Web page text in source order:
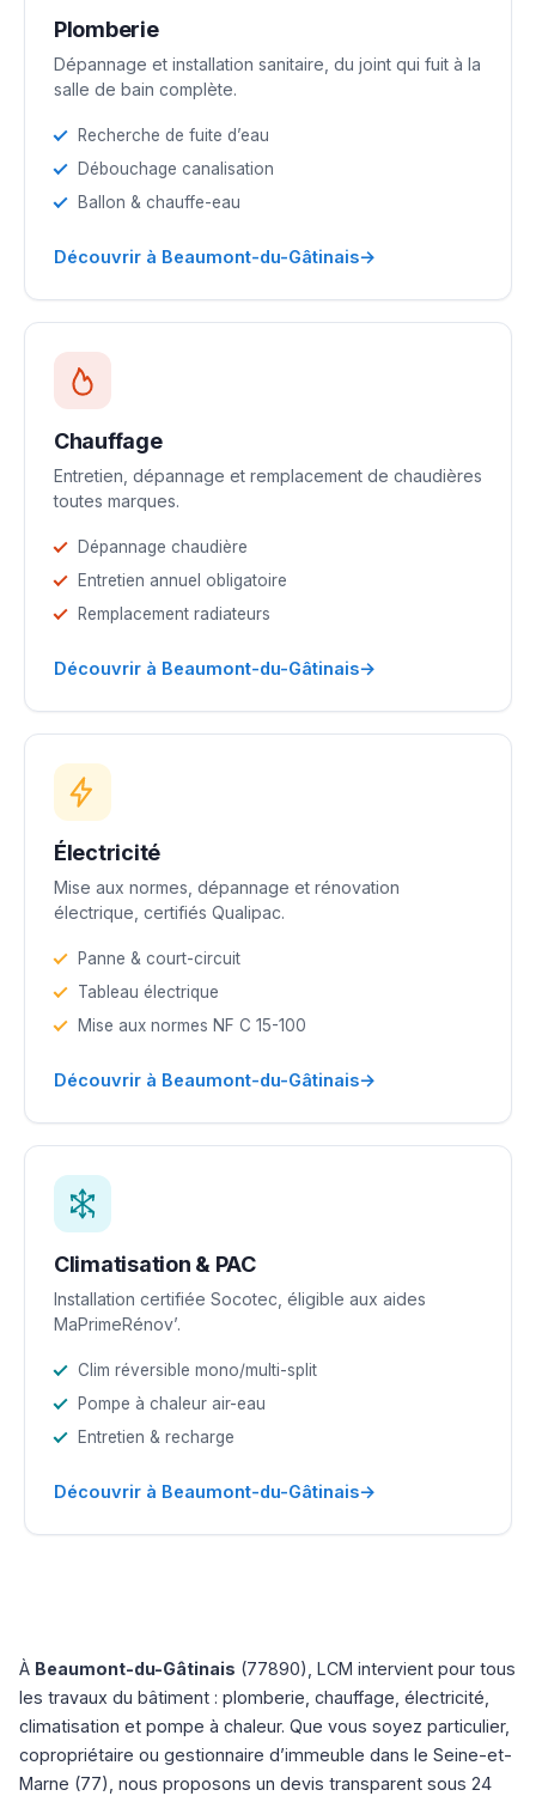
Plomberie
Dépannage et installation sanitaire, du joint qui fuit à la
salle de bain complète.
Recherche de fuite d’eau
Débouchage canalisation
Ballon & chauffe-eau
Découvrir à Beaumont-du-Gâtinais→
Chauffage
Entretien, dépannage et remplacement de chaudières
toutes marques.
Dépannage chaudière
Entretien annuel obligatoire
Remplacement radiateurs
Découvrir à Beaumont-du-Gâtinais→
Électricité
Mise aux normes, dépannage et rénovation
électrique, certifiés Qualipac.
Panne & court-circuit
Tableau électrique
Mise aux normes NF C 15-100
Découvrir à Beaumont-du-Gâtinais→
Climatisation & PAC
Installation certifiée Socotec, éligible aux aides
MaPrimeRénov’.
Clim réversible mono/multi-split
Pompe à chaleur air-eau
Entretien & recharge
Découvrir à Beaumont-du-Gâtinais→
À Beaumont-du-Gâtinais (77890), LCM intervient pour tous
les travaux du bâtiment : plomberie, chauffage, électricité,
climatisation et pompe à chaleur. Que vous soyez particulier,
copropriétaire ou gestionnaire d’immeuble dans le Seine-et-
Marne (77), nous proposons un devis transparent sous 24